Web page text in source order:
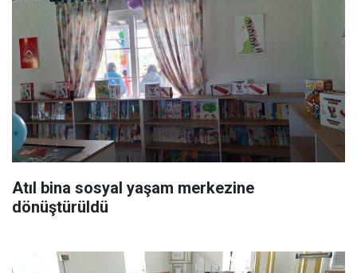
Atıl bina sosyal yaşam merkezine
dönüştürüldü